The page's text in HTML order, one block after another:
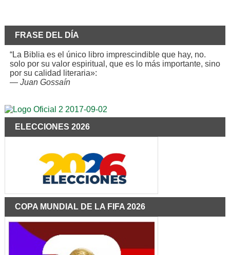
FRASE DEL DÍA
“La Biblia es el único libro imprescindible que hay, no.
solo por su valor espiritual, que es lo más importante, sino
por su calidad literaria»:
— Juan Gossaín
ELECCIONES 2026
COPA MUNDIAL DE LA FIFA 2026